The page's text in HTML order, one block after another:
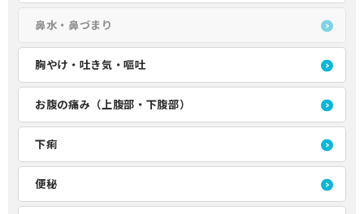
鼻水・鼻づまり
胸やけ・吐き気・嘔吐
お腹の痛み（上腹部・下腹部）
下痢
便秘